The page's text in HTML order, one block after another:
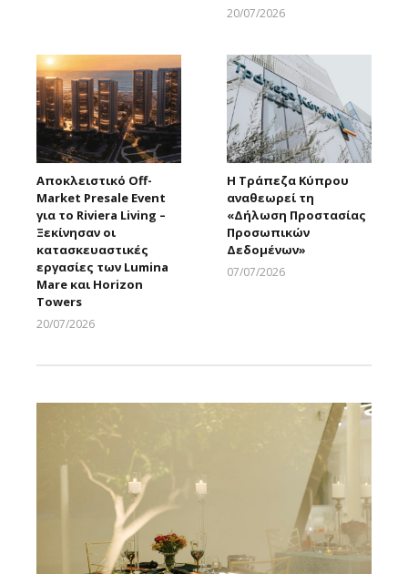
20/07/2026
Αποκλειστικό Off-
Market Presale Event
για το Riviera Living –
Ξεκίνησαν οι
κατασκευαστικές
εργασίες των Lumina
Mare και Horizon
Towers
20/07/2026
Η Τράπεζα Κύπρου
αναθεωρεί τη
«Δήλωση Προστασίας
Προσωπικών
Δεδομένων»
07/07/2026